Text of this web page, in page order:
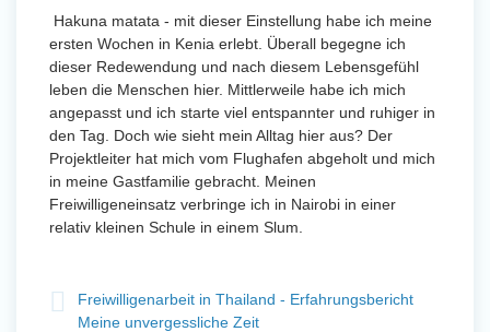
Hakuna matata - mit dieser Einstellung habe ich meine
ersten Wochen in Kenia erlebt. Überall begegne ich
dieser Redewendung und nach diesem Lebensgefühl
leben die Menschen hier. Mittlerweile habe ich mich
angepasst und ich starte viel entspannter und ruhiger in
den Tag. Doch wie sieht mein Alltag hier aus? Der
Projektleiter hat mich vom Flughafen abgeholt und mich
in meine Gastfamilie gebracht. Meinen
Freiwilligeneinsatz verbringe ich in Nairobi in einer
relativ kleinen Schule in einem Slum.
Freiwilligenarbeit in Thailand - Erfahrungsbericht
Meine unvergessliche Zeit